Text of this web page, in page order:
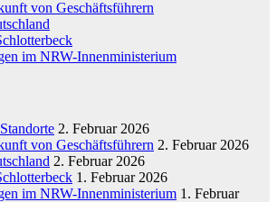
von Geschäftsführern
im NRW-Innenministerium
2. Februar 2026
von Geschäftsführern 2. Februar 2026
2. Februar 2026
1. Februar 2026
im NRW-Innenministerium 1. Februar